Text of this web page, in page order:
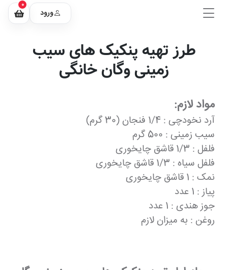
ورود
0
طرز تهیه پنکیک های سیب
زمینی وگان خانگی
مواد لازم:
آرد نخودچی : 1/4 فنجان (30 گرم)
سیب زمینی : 500 گرم
فلفل : 1/3 قاشق چایخوری
فلفل سیاه : 1/3 قاشق چایخوری
نمک : 1 قاشق چایخوری
پیاز : 1 عدد
جوز هندی : 1 عدد
روغن : به میزان لازم